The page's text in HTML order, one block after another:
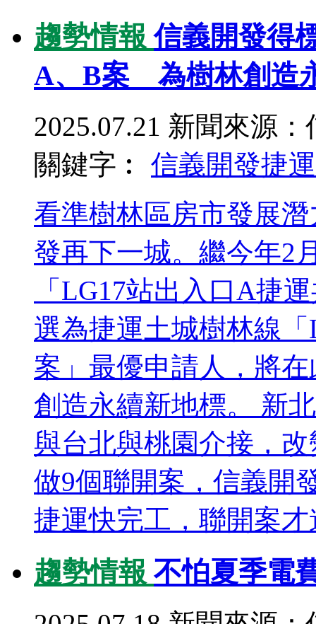
趨勢情報信義開發得
A、B案 為樹林創造
2025.07.21 新聞來源：
關鍵字︰ 信義開發捷
看準樹林區房市發展
發再下一城。繼今年2
「LG17站出入口A捷
選為捷運土城樹林線
案」最優申請人，將
創造永續新地標。 新
與台北與桃園介接，
做9個聯開案，信義開
捷運快完工，聯開案
趨勢情報 不怕夏季電